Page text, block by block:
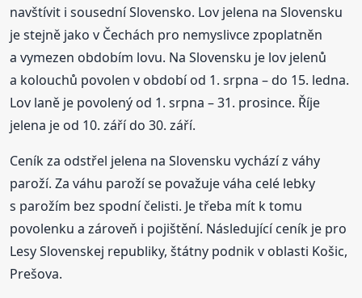
navštívit i sousední Slovensko. Lov jelena na Slovensku
je stejně jako v Čechách pro nemyslivce zpoplatněn
a vymezen obdobím lovu. Na Slovensku je lov jelenů
a kolouchů povolen v období od 1. srpna – do 15. ledna.
Lov laně je povolený od 1. srpna – 31. prosince. Říje
jelena je od 10. září do 30. září.
Ceník za odstřel jelena na Slovensku vychází z váhy
paroží. Za váhu paroží se považuje váha celé lebky
s parožím bez spodní čelisti. Je třeba mít k tomu
povolenku a zároveň i pojištění. Následující ceník je pro
Lesy Slovenskej republiky, štátny podnik v oblasti Košic,
Prešova.